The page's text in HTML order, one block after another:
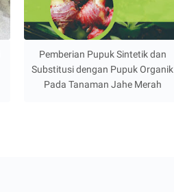
Pemberian Pupuk Sintetik dan
Substitusi dengan Pupuk Organik
Pada Tanaman Jahe Merah